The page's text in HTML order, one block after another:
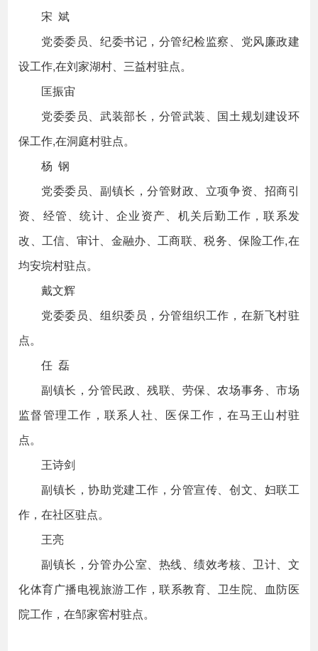
宋 斌
党委委员、纪委书记，分管纪检监察、党风廉政建
设工作,在刘家湖村、三益村驻点。
匡振宙
党委委员、武装部长，分管武装、国土规划建设环
保工作,在洞庭村驻点。
杨 钢
党委委员、副镇长，分管财政、立项争资、招商引
资、经管、统计、企业资产、机关后勤工作，联系发
改、工信、审计、金融办、工商联、税务、保险工作,在
均安垸村驻点。
戴文辉
党委委员、组织委员，分管组织工作，在新飞村驻
点。
任 磊
副镇长，分管民政、残联、劳保、农场事务、市场
监督管理工作，联系人社、医保工作，在马王山村驻
点。
王诗剑
副镇长，协助党建工作，分管宣传、创文、妇联工
作，在社区驻点。
王亮
副镇长，分管办公室、热线、绩效考核、卫计、文
化体育广播电视旅游工作，联系教育、卫生院、血防医
院工作，在邹家窖村驻点。